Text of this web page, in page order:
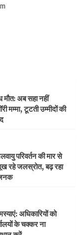
मौत: अब सहा नहीं
मम्मा, टूटती उम्मीदों की
परिवर्तन की मार से
रहे जलस्रोत, बढ़ रहा
अधिकारियों को
के चक्कर ना